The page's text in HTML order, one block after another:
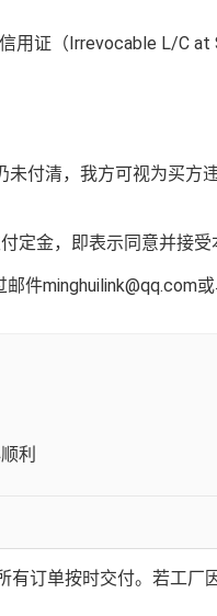
用证（Irrevocable L/C at
付清，我方可视为买方
定金，即表示同意并接受
minghuilink@qq.com或
利
订单按时交付。若工厂